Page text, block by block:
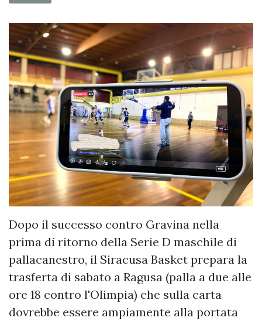
Dopo il successo contro Gravina nella
prima di ritorno della Serie D maschile di
pallacanestro, il Siracusa Basket prepara la
trasferta di sabato a Ragusa (palla a due alle
ore 18 contro l'Olimpia) che sulla carta
dovrebbe essere ampiamente alla portata